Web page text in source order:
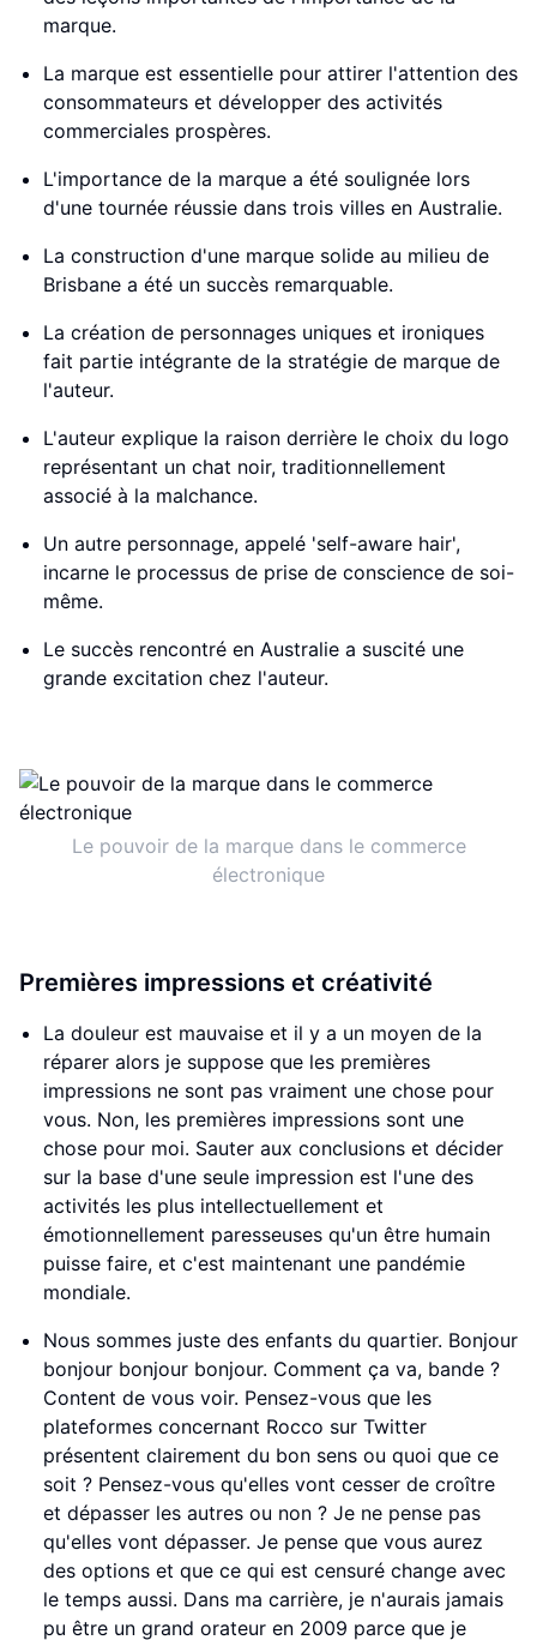
marque.
La marque est essentielle pour attirer l'attention des
consommateurs et développer des activités
commerciales prospères.
L'importance de la marque a été soulignée lors
d'une tournée réussie dans trois villes en Australie.
La construction d'une marque solide au milieu de
Brisbane a été un succès remarquable.
La création de personnages uniques et ironiques
fait partie intégrante de la stratégie de marque de
l'auteur.
L'auteur explique la raison derrière le choix du logo
représentant un chat noir, traditionnellement
associé à la malchance.
Un autre personnage, appelé 'self-aware hair',
incarne le processus de prise de conscience de soi-
même.
Le succès rencontré en Australie a suscité une
grande excitation chez l'auteur.
Le pouvoir de la marque dans le commerce
électronique
Premières impressions et créativité
La douleur est mauvaise et il y a un moyen de la
réparer alors je suppose que les premières
impressions ne sont pas vraiment une chose pour
vous. Non, les premières impressions sont une
chose pour moi. Sauter aux conclusions et décider
sur la base d'une seule impression est l'une des
activités les plus intellectuellement et
émotionnellement paresseuses qu'un être humain
puisse faire, et c'est maintenant une pandémie
mondiale.
Nous sommes juste des enfants du quartier. Bonjour
bonjour bonjour bonjour. Comment ça va, bande ?
Content de vous voir. Pensez-vous que les
plateformes concernant Rocco sur Twitter
présentent clairement du bon sens ou quoi que ce
soit ? Pensez-vous qu'elles vont cesser de croître
et dépasser les autres ou non ? Je ne pense pas
qu'elles vont dépasser. Je pense que vous aurez
des options et que ce qui est censuré change avec
le temps aussi. Dans ma carrière, je n'aurais jamais
pu être un grand orateur en 2009 parce que je